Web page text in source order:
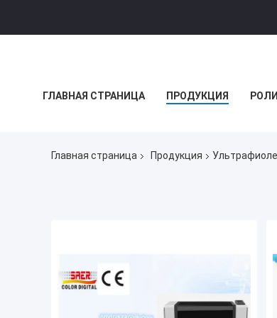
ГЛАВНАЯ СТРАНИЦА ПРОДУКЦИЯ
Главная страница Продукция